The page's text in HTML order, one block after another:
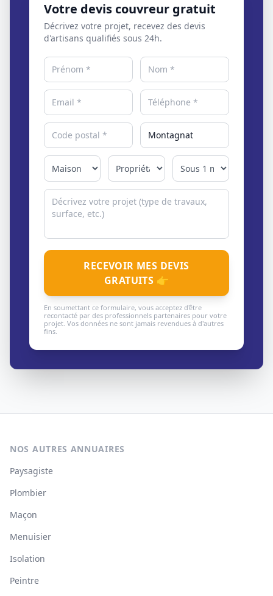
Votre devis couvreur gratuit
Décrivez votre projet, recevez des devis
d'artisans qualifiés sous 24h.
RECEVOIR MES DEVIS
GRATUITS 👉
En soumettant ce formulaire, vous acceptez d'être
recontacté par des professionnels partenaires pour votre
projet. Vos données ne sont jamais revendues à d'autres
fins.
NOS AUTRES ANNUAIRES
Paysagiste
Plombier
Maçon
Menuisier
Isolation
Peintre